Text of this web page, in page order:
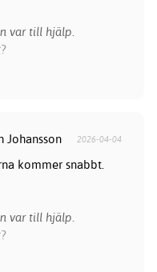
var till hjälp.
Johansson 2026-04-04
kommer snabbt.
var till hjälp.